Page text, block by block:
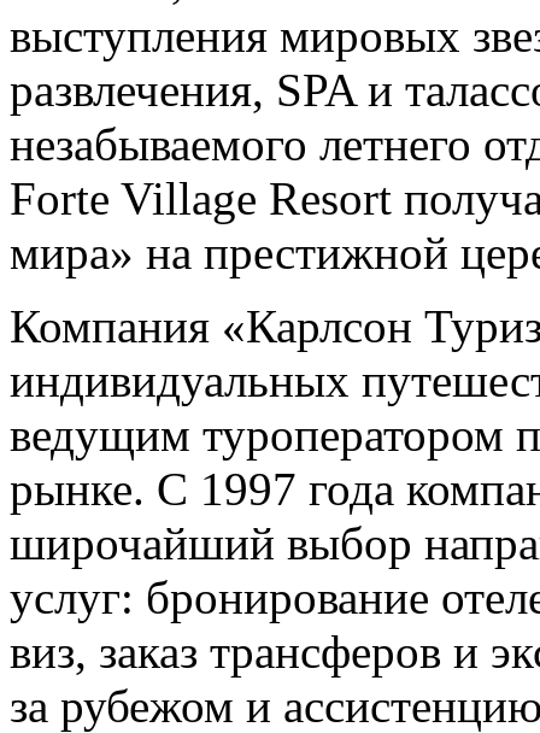
выступления мировых
развлечения, SPA и
незабываемого летнего
Forte Village Resort
мира» на престижной
Компания «Карлсон
индивидуальных
ведущим туроператором
рынке. С 1997 года
широчайший выбор
услуг: бронирование
виз, заказ трансферов и
за рубежом и